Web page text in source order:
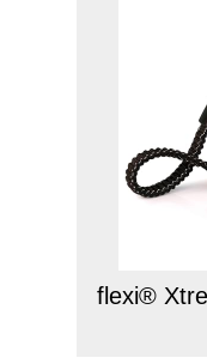
flexi®